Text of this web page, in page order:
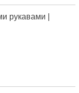
рукавами |